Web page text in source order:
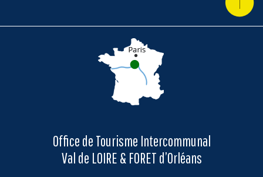
Office de Tourisme Intercommunal
Val de LOIRE & FORET d’Orléans